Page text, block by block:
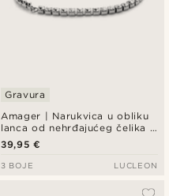
Amager | Narukvica u obliku
lanca od nehrđajućeg čelika u
srebrnoj boji sa cirkonima
Gravura
39,95 €
3 BOJE LUCLEON